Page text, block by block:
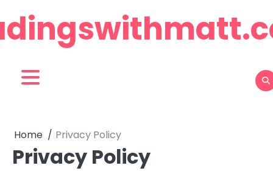
to
content
Home Privacy Policy
Privacy Policy